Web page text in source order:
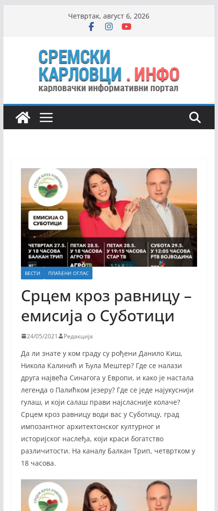
Четвртак, август 6, 2026
ВЕСТИ ПЛАЋЕНИ ОГЛАС
Срцем кроз равницу –
емисија о Суботици
24/05/2021 Редакција
Да ли знате у ком граду су рођени Данило Киш,
Никола Калинић и Ђула Мештер? Где се налази
друга највећа Синагога у Европи, и како је настала
легенда о Палићком језеру? Где се једе најукуснији
гулаш, и који салаш прави најсласније колаче?
Срцем кроз равницу води вас у Суботицу, град
импозантног архитектонског културног и
историјског наслеђа, који краси богатство
различитости. На каналу Балкан Трип, четвртком у
18 часова.